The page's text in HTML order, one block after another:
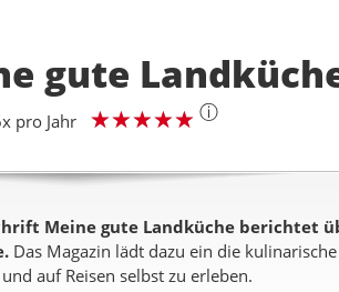
gute
pro Jahr ⓘ
Meine gute Landküche berichtet
Das Magazin lädt dazu ein die
auf Reisen selbst zu erleben.